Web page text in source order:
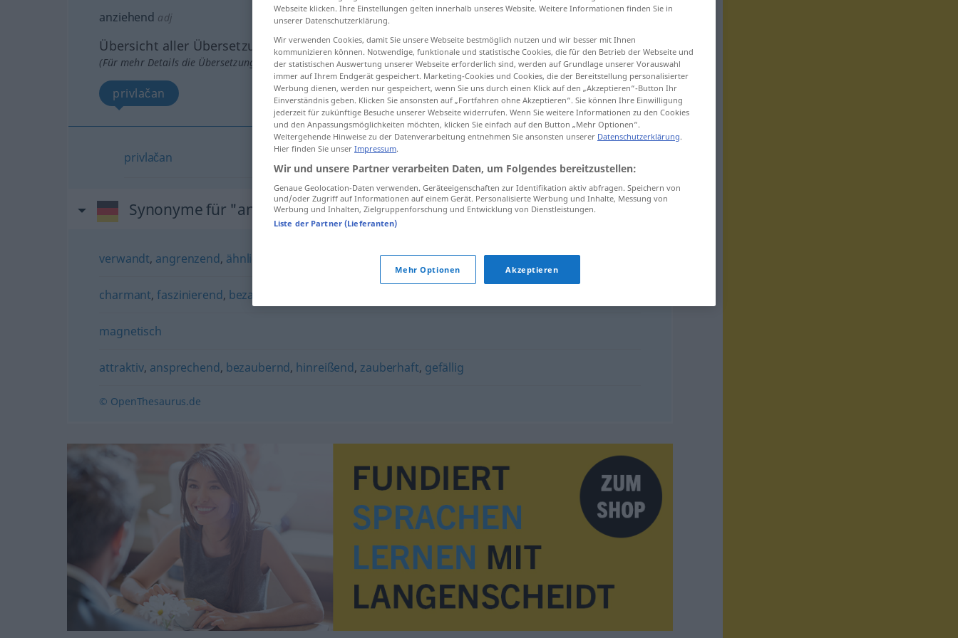
anziehend adj
Übersicht aller Übersetzungen
(Für mehr Details die Übersetzung anklicken/antippen)
privlačan
privlačan
Synonyme für "anziehend"
verwandt, angrenzend, ähnlich
charmant,faszinierend, bezaubernd
magnetisch
attraktiv, ansprechend, bezaubernd, hinreißend, zauberhaft, gefällig
© OpenThesaurus.de
Webseite klicken. Ihre Einstellungen gelten innerhalb unseres Website. Weitere Informationen finden Sie in
unserer Datenschutzerklärung.
Wir verwenden Cookies, damit Sie unsere Webseite bestmöglich nutzen und wir besser mit Ihnen
kommunizieren können. Notwendige, funktionale und statistische Cookies, die für den Betrieb der Webseite und
der statistischen Auswertung unserer Webseite erforderlich sind, werden auf Grundlage unserer Vorauswahl
immer auf Ihrem Endgerät gespeichert. Marketing-Cookies und Cookies, die der Bereitstellung personalisierter
Werbung dienen, werden nur gespeichert, wenn Sie uns durch einen Klick auf den „Akzeptieren“-Button Ihr
Einverständnis geben. Klicken Sie ansonsten auf „Fortfahren ohne Akzeptieren“. Sie können Ihre Einwilligung
jederzeit für zukünftige Besuche unserer Webseite widerrufen. Wenn Sie weitere Informationen zu den Cookies
und den Anpassungsmöglichkeiten möchten, klicken Sie einfach auf den Button „Mehr Optionen“.
Weitergehende Hinweise zu der Datenverarbeitung entnehmen Sie ansonsten unserer Datenschutzerklärung.
Hier finden Sie unser Impressum.
Wir und unsere Partner verarbeiten Daten, um Folgendes bereitzustellen:
Genaue Geolocation-Daten verwenden. Geräteeigenschaften zur Identifikation aktiv abfragen. Speichern von
und/oder Zugriff auf Informationen auf einem Gerät. Personalisierte Werbung und Inhalte, Messung von
Werbung und Inhalten, Zielgruppenforschung und Entwicklung von Dienstleistungen.
Liste der Partner (Lieferanten)
Mehr Optionen Akzeptieren